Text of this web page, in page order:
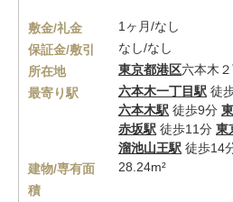
敷金/礼金
1ヶ月/なし
保証金/敷引
なし/なし
所在地
東京都港区六本木２
最寄り駅
六本木一丁目駅 徒
六本木駅 徒歩9分
赤坂駅 徒歩11分 東
溜池山王駅 徒歩14
建物/専有面
積
28.24m²